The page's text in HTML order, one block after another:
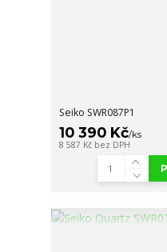
Seiko SWR087P1
10 390 Kč/ks
8 587 Kč bez DPH